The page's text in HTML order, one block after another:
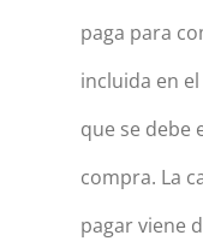
paga para
incluida en
que se debe
compra. La
pagar viene